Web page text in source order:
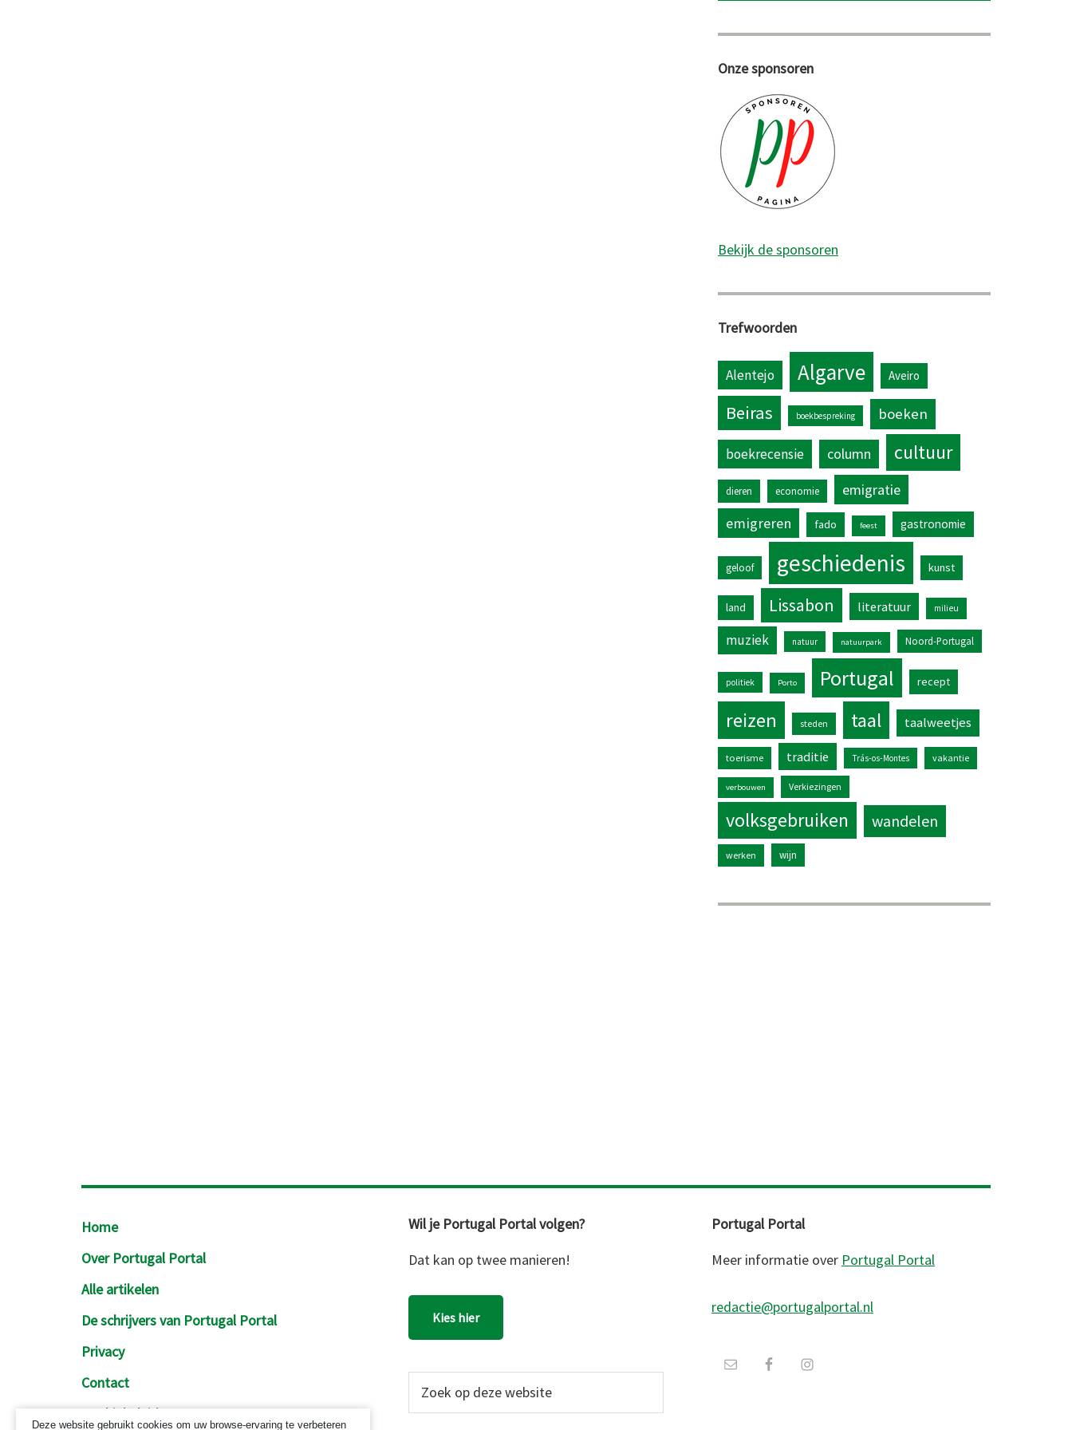
Onze sponsoren
Bekijk de sponsoren
Trefwoorden
Alentejo Algarve Aveiro
Beiras boekbespreking boeken
boekrecensie column cultuur
dieren economie
emigratie
emigreren
fado feest gastronomie
geloof geschiedenis kunst
land Lissabon literatuur milieu
muziek natuur natuurpark Noord-Portugal
politiek Porto Portugal recept
reizen steden taal taalweetjes
toerisme traditie Trás-os-Montes vakantie
verbouwen Verkiezingen
volksgebruiken wandelen
werken wijn
Footer
Home
Over Portugal Portal
Alle artikelen
De schrijvers van Portugal Portal
Privacy
Contact
Cookiebeleid
Wil je Portugal Portal volgen?
Dat kan op twee manieren!
Kies hier
Portugal Portal
Meer informatie over Portugal Portal
redactie@portugalportal.nl
Deze website gebruikt cookies om uw browse-ervaring te verbeteren